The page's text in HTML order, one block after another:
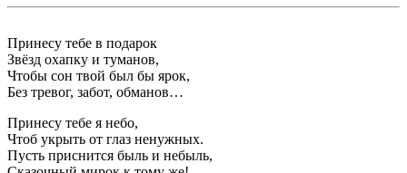
Принесу тебе в подарок
Звёзд охапку и туманов,
Чтобы сон твой был бы ярок,
Без тревог, забот, обманов…
Принесу тебе я небо,
Чтоб укрыть от глаз ненужных.
Пусть приснится быль и небыль,